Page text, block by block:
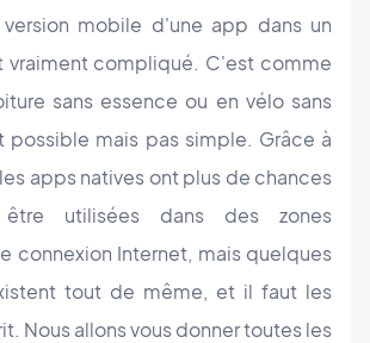
mobile d'une app dans un
vraiment compliqué. C'est comme
sans essence ou en vélo sans
possible mais pas simple. Grâce à
apps natives ont plus de chances
utilisées dans des zones
connexion Internet, mais quelques
tout de même, et il faut les
Nous allons vous donner toutes les